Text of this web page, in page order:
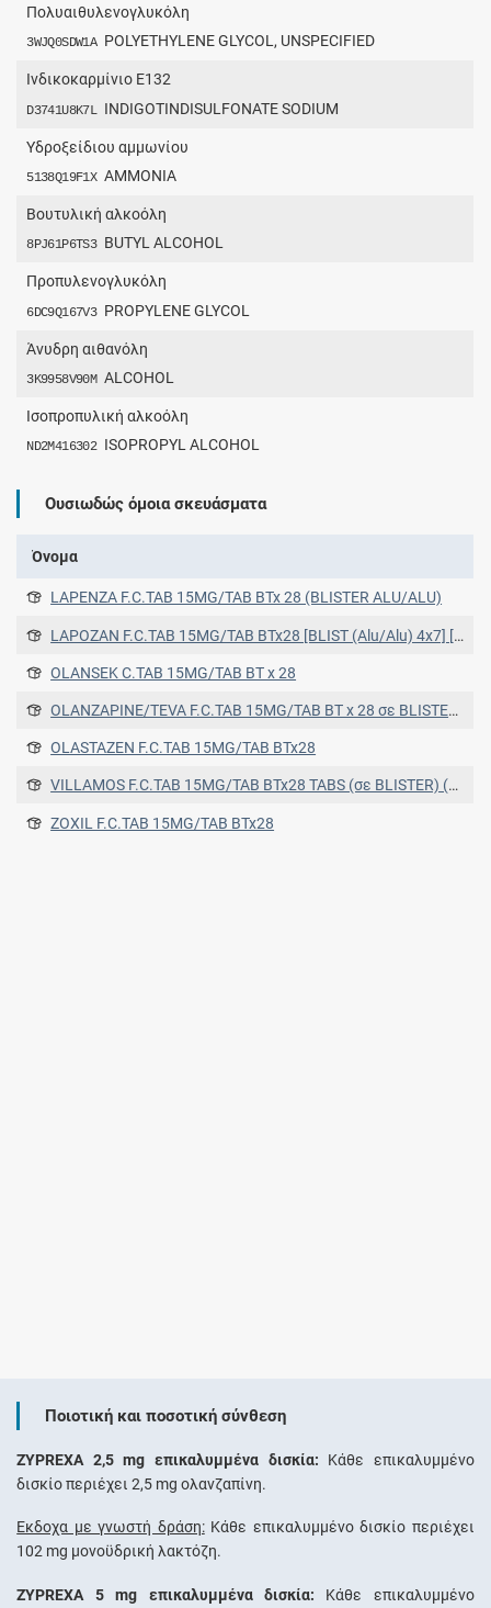
Πολυαιθυλενογλυκόλη
3WJQ0SDW1A POLYETHYLENE GLYCOL, UNSPECIFIED
Ινδικοκαρμίνιο Ε132
D3741U8K7L INDIGOTINDISULFONATE SODIUM
Υδροξείδιου αμμωνίου
5138Q19F1X AMMONIA
Βουτυλική αλκοόλη
8PJ61P6TS3 BUTYL ALCOHOL
Προπυλενογλυκόλη
6DC9Q167V3 PROPYLENE GLYCOL
Άνυδρη αιθανόλη
3K9958V90M ALCOHOL
Ισοπροπυλική αλκοόλη
ND2M416302 ISOPROPYL ALCOHOL
Ουσιωδώς όμοια σκευάσματα
Όνομα
LAPENZA F.C.TAB 15MG/TAB BTx 28 (BLISTER ALU/ALU)
LAPOZAN F.C.TAB 15MG/TAB BTx28 [BLIST (Alu/Alu) 4x7] [BLIST (Alu/Alu) 4x7]
OLANSEK C.TAB 15MG/TAB BT x 28
OLANZAPINE/TEVA F.C.TAB 15MG/TAB BT x 28 σε BLISTERS (OPA/AL/PVC/AL) (OPA/AL/PVC/AL)
OLASTAZEN F.C.TAB 15MG/TAB BTx28
VILLAMOS F.C.TAB 15MG/TAB BTx28 TABS (σε BLISTER) (σε BLISTER)
ZOXIL F.C.TAB 15MG/TAB BTx28
Ποιοτική και ποσοτική σύνθεση
ZYPREXA 2,5 mg επικαλυμμένα δισκία: Κάθε επικαλυμμένο
δισκίο περιέχει 2,5 mg ολανζαπίνη.
Έκδοχα με γνωστή δράση:Κάθε επικαλυμμένο δισκίο περιέχει
102 mg μονοϋδρική λακτόζη.
ZYPREXA 5 mg επικαλυμμένα δισκία: Κάθε επικαλυμμένο